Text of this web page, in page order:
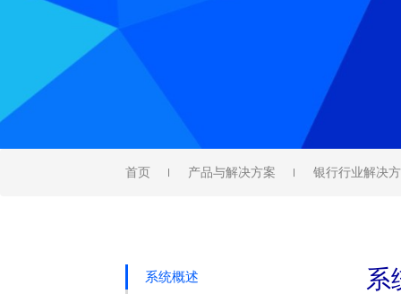
首页 产品与解决方案 银行行业解决
系
系统概述